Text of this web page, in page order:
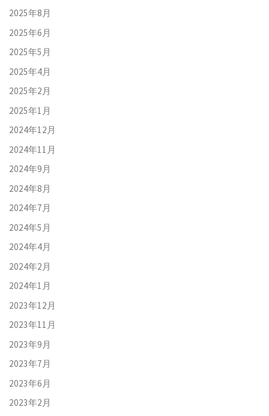
2025年8月
2025年6月
2025年5月
2025年4月
2025年2月
2025年1月
2024年12月
2024年11月
2024年9月
2024年8月
2024年7月
2024年5月
2024年4月
2024年2月
2024年1月
2023年12月
2023年11月
2023年9月
2023年7月
2023年6月
2023年2月